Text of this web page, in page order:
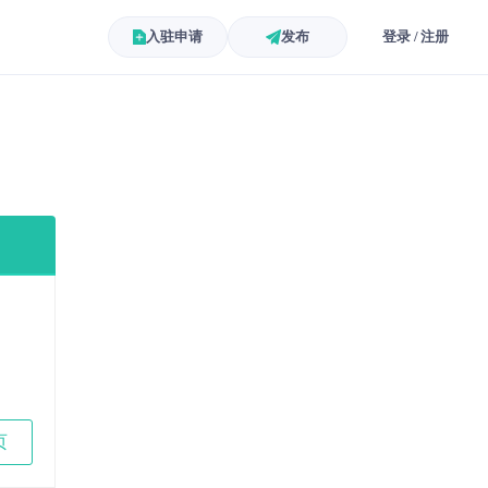
入驻申请 发布 登录 / 注册